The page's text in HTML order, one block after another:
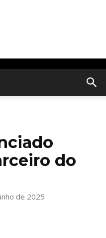
do
de 2025